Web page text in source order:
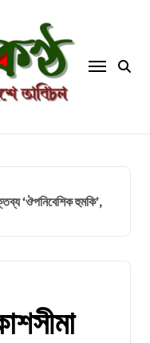
‘ঔপনিবেশিক হুমকি’,